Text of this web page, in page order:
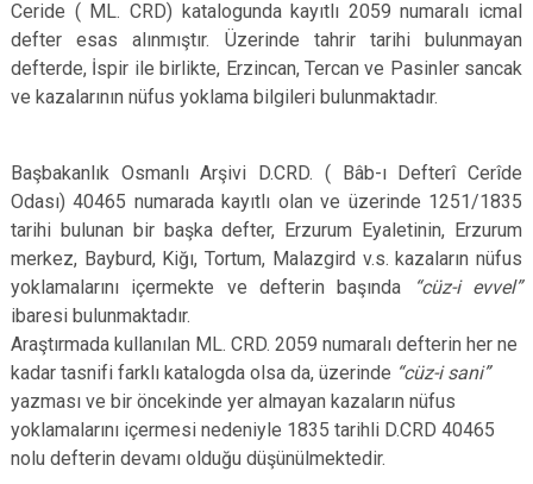
Ceride ( ML. CRD) katalogunda kayıtlı 2059 numaralı icmal
defter esas alınmıştır. Üzerinde tahrir tarihi bulunmayan
defterde, İspir ile birlikte, Erzincan, Tercan ve Pasinler sancak
ve kazalarının nüfus yoklama bilgileri bulunmaktadır.
Başbakanlık Osmanlı Arşivi D.CRD. ( Bâb-ı Defterî Cerîde
Odası) 40465 numarada kayıtlı olan ve üzerinde 1251/1835
tarihi bulunan bir başka defter, Erzurum Eyaletinin, Erzurum
merkez, Bayburd, Kiğı, Tortum, Malazgird v.s. kazaların nüfus
yoklamalarını içermekte ve defterin başında
“cüz-i evvel”
ibaresi bulunmaktadır.
Araştırmada kullanılan ML. CRD. 2059 numaralı defterin her ne
kadar tasnifi farklı katalogda olsa da, üzerinde “cüz-i sani”
yazması ve bir öncekinde yer almayan kazaların nüfus
yoklamalarını içermesi nedeniyle 1835 tarihli D.CRD 40465
nolu defterin devamı olduğu düşünülmektedir.